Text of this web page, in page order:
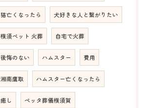
猫亡くなったら 犬好きな人と繋がりたい
横須ペット 火葬 自宅で火葬
後悔のない ハムスター 費用
湘南鷹取 ハムスター亡くなったら
癒し ペッタ葬儀横須賀